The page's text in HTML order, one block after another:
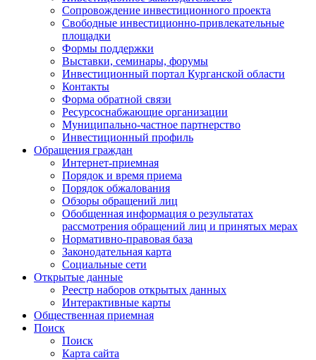
Сопровождение инвестиционного проекта
Свободные инвестиционно-привлекательные
площадки
Формы поддержки
Выставки, семинары, форумы
Инвестиционный портал Курганской области
Контакты
Форма обратной связи
Ресурсоснабжающие организации
Муниципально-частное партнерство
Инвестиционный профиль
Обращения граждан
Интернет-приемная
Порядок и время приема
Порядок обжалования
Обзоры обращений лиц
Обобщенная информация о результатах
рассмотрения обращений лиц и принятых мерах
Нормативно-правовая база
Законодательная карта
Социальные сети
Открытые данные
Реестр наборов открытых данных
Интерактивные карты
Общественная приемная
Поиск
Поиск
Карта сайта